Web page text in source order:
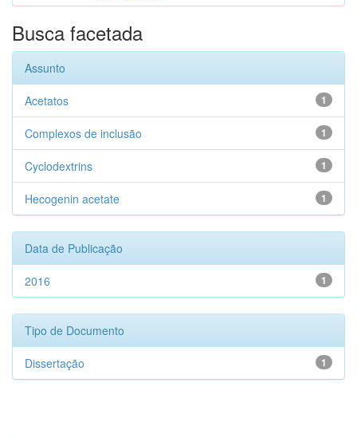
Busca facetada
Assunto
1
Acetatos
1
Complexos de inclusão
1
Cyclodextrins
1
Hecogenin acetate
Data de Publicação
1
2016
Tipo de Documento
1
Dissertação